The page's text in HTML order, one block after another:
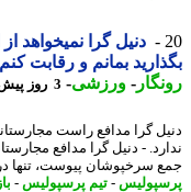
دنیل گرا نمیخواهد از
بمانم و رقابت کنم!
-ورزشی-3 روز پیش - چهارشنبه 14 مرداد 1405، 17:07
گرا مدافع راست مجارستانی
- دنیل گرا مدافع
سرخپوشان پیوست، تنها در
-تیم پرسپولیس-بازی -